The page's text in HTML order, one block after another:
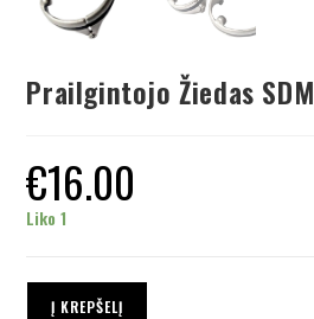
Prailgintojo Žiedas SDM
€16.00
Liko 1
Į KREPŠELĮ